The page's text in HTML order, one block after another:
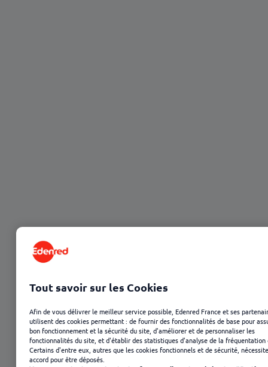
L'entretien annuel d'évaluation est-il obligatoire ?
Quelle est la différence entre un entretien
Quels sont les objectifs d'un entretien annuel
d'évaluation ?
Comment préparer un entretien annuel
d'évaluation ?
Tout savoir sur les Cookies
Afin de vous délivrer le meilleur service possible, Edenred France et ses
utilisent des cookies permettant : de fournir des fonctionnalités de base pour
bon fonctionnement et la sécurité du site, d'améliorer et de personnaliser les
fonctionnalités du site, et d'établir des statistiques d'analyse de la fréquentation
Certains d'entre eux, autres que les cookies fonctionnels et de sécurité,
accord pour être déposés.